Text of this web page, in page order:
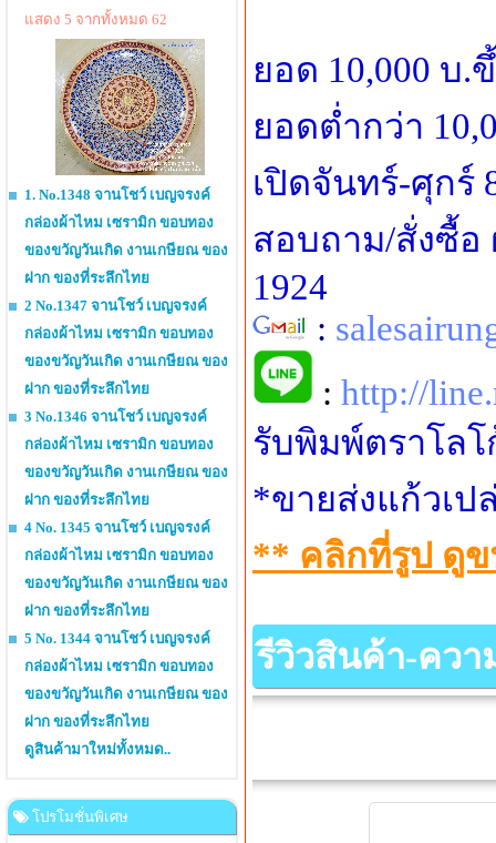
แสดง 5 จากทั้งหมด 62
1. No.1348 จานโชว์ เบญจรงค์
กล่องผ้าไหม เซรามิก ขอบทอง
ของขวัญวันเกิด งานเกษียณ ของ
ฝาก ของที่ระลึกไทย
2 No.1347 จานโชว์ เบญจรงค์
กล่องผ้าไหม เซรามิก ขอบทอง
ของขวัญวันเกิด งานเกษียณ ของ
ฝาก ของที่ระลึกไทย
3 No.1346 จานโชว์ เบญจรงค์
กล่องผ้าไหม เซรามิก ขอบทอง
ของขวัญวันเกิด งานเกษียณ ของ
ฝาก ของที่ระลึกไทย
4 No. 1345 จานโชว์ เบญจรงค์
กล่องผ้าไหม เซรามิก ขอบทอง
ของขวัญวันเกิด งานเกษียณ ของ
ฝาก ของที่ระลึกไทย
5 No. 1344 จานโชว์ เบญจรงค์
กล่องผ้าไหม เซรามิก ขอบทอง
ของขวัญวันเกิด งานเกษียณ ของ
ฝาก ของที่ระลึกไทย
ดูสินค้ามาใหม่ทั้งหมด..
โปรโมชั่นพิเศษ
ยอด 10,000 บ
ยอดต่ำกว่า
เปิดจันทร์-ศุกร์
สอบถาม/สั่งซื้อ
1924
:
: http://
รับพิมพ์ตราโล
*ขายส่งแก้วเป
** คลิกที่รูป ดู
รีวิวสินค้า-ควา